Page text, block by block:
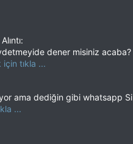
dener misiniz
için tıkla ...
ama dediğin gibi whatsapp
...